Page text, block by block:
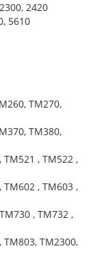
2420
5610
TM270,
TM380,
, TM522 ,
, TM603 ,
, TM732 ,
TM2300,